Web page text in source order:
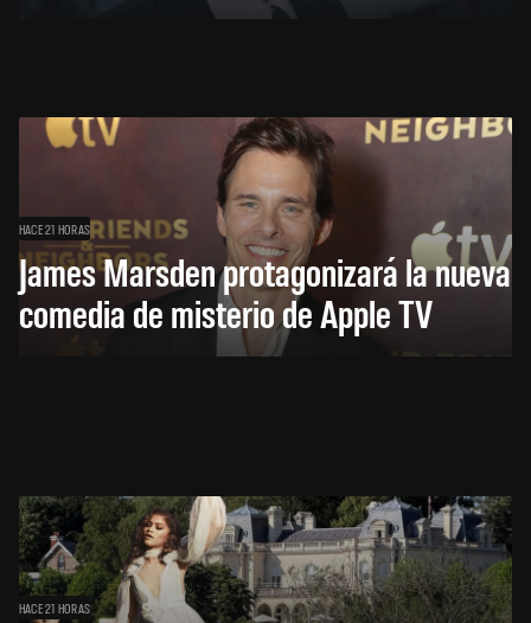
HACE 21 HORAS
James Marsden protagonizará la nueva
comedia de misterio de Apple TV
HACE 21 HORAS